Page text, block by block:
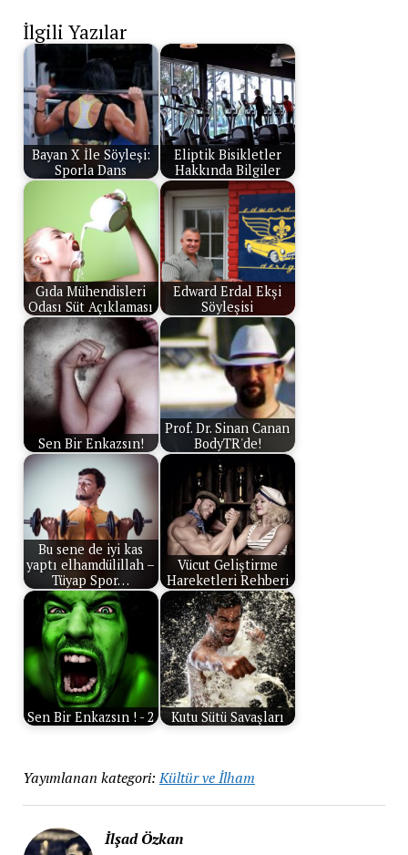
İlgili Yazılar
Bayan X İle Söyleşi:
Sporla Dans
Eliptik Bisikletler
Hakkında Bilgiler
Gıda Mühendisleri
Odası Süt Açıklaması
Edward Erdal Ekşi
Söyleşisi
Sen Bir Enkazsın!
Prof. Dr. Sinan Canan
BodyTR'de!
Bu sene de iyi kas
yaptı elhamdülillah –
Tüyap Spor…
Vücut Geliştirme
Hareketleri Rehberi
Sen Bir Enkazsın ! - 2 Kutu Sütü Savaşları
Yayımlanan kategori: Kültür ve İlham
İlşad Özkan